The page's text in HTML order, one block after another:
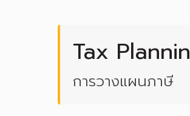
Tax
การวางแผนภาษี